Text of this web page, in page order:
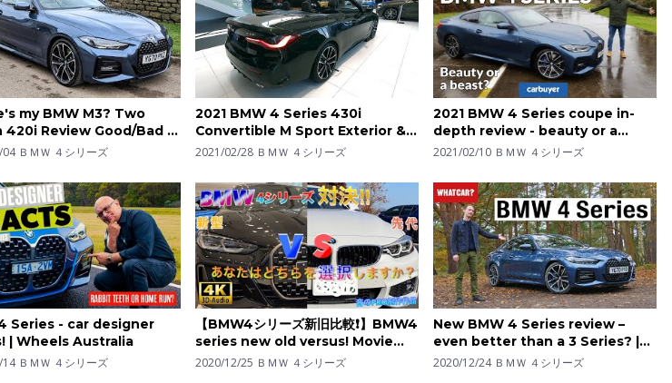
my BMW M3? Two
420i Review Good/Bad |
Play button | 4K
04 ＢＭＷ ４シリーズ
2021 BMW 4 Series 430i
Convertible M Sport Exterior &
Interior | Walkaround
2021/02/28 ＢＭＷ ４シリーズ
2021 BMW 4 Series coupe in-
depth review - beauty or a
beast?
2021/02/10 ＢＭＷ ４シリーズ
Series - car designer
| Wheels Australia
14 ＢＭＷ ４シリーズ
【BMW4シリーズ新旧比較❗️】BMW4
series new old versus! Movie
propaganda
2020/12/25 ＢＭＷ ４シリーズ
New BMW 4 Series review –
even better than a 3 Series? |
What Car?
2020/12/24 ＢＭＷ ４シリーズ